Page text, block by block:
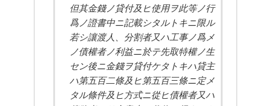
但其金錢ノ貸付及ヒ使用ヲ此等ノ行
爲ノ證書中ニ記載シタルトキニ限ル
若シ讓渡人、分割者又ハ工事ノ爲メ
ノ債權者ノ利益ニ於テ先取特權ノ生
セン後ニ金錢ヲ貸付ケタトキハ貸主
ハ第五百二條及ヒ第五百三條ニ定メ
タル條件及ヒ方式ニ從ヒ債權者又ハ